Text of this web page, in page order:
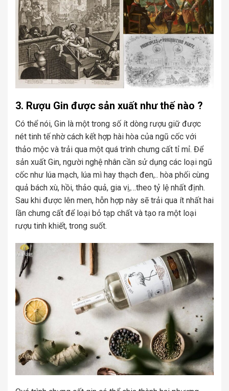
3. Rượu Gin được sản xuất như thế nào ?
Có thể nói, Gin là một trong số ít dòng rượu giữ được
nét tinh tế nhờ cách kết hợp hài hòa của ngũ cốc với
thảo mộc và trải qua một quá trình chưng cất tỉ mỉ. Để
sản xuất Gin, người nghệ nhân cần sử dụng các loại ngũ
cốc như lúa mạch, lúa mì hay thạch đen,.. hòa phối cùng
quả bách xù, hồi, thảo quả, gia vị,…theo tỷ lệ nhất định.
Sau khi được lên men, hỗn hợp này sẽ trải qua ít nhất hai
lần chưng cất để loại bỏ tạp chất và tạo ra một loại
rượu tinh khiết, trong suốt.